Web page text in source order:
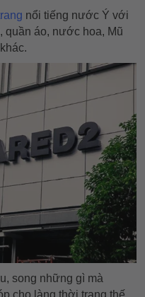
nổi tiếng nước Ý với
quần áo, nước hoa, Mũ
song những gì mà
cho làng thời trang thế